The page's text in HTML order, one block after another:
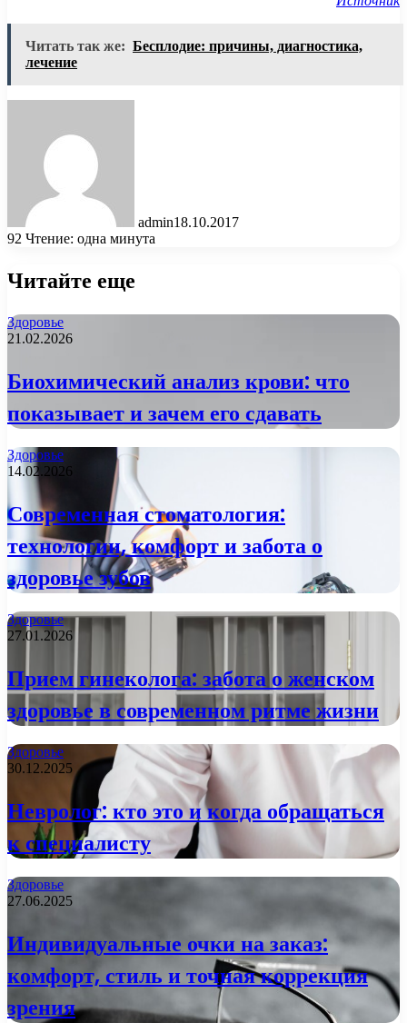
Читать так же: Бесплодие: причины, диагностика,
лечение
admin18.10.2017
92 Чтение: одна минута
Читайте еще
Здоровье
21.02.2026
Биохимический анализ крови: что
показывает и зачем его сдавать
Здоровье
14.02.2026
Современная стоматология:
технологии, комфорт и забота о
здоровье зубов
Здоровье
27.01.2026
Прием гинеколога: забота о женском
здоровье в современном ритме жизни
Здоровье
30.12.2025
Невролог: кто это и когда обращаться
к специалисту
Здоровье
27.06.2025
Индивидуальные очки на заказ:
комфорт, стиль и точная коррекция
зрения